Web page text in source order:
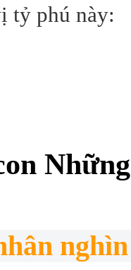
tỷ phú này: